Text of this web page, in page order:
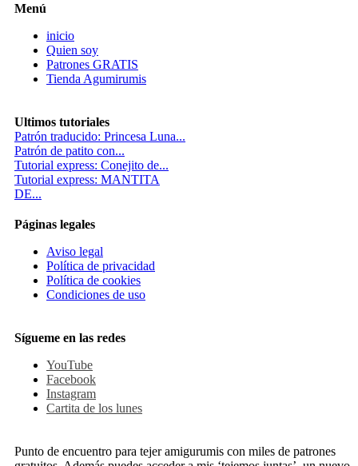
Menú
inicio
Quien soy
Patrones GRATIS
Tienda Agumirumis
Ultimos tutoriales
Patrón traducido: Princesa Luna...
Patrón de patito con...
Tutorial express: Conejito de...
Tutorial express: MANTITA
DE...
Páginas legales
Aviso legal
Política de privacidad
Política de cookies
Condiciones de uso
Sígueme en las redes
YouTube
Facebook
Instagram
Cartita de los lunes
Punto de encuentro para tejer amigurumis con miles de patrones